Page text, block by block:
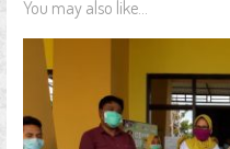
You may also like...